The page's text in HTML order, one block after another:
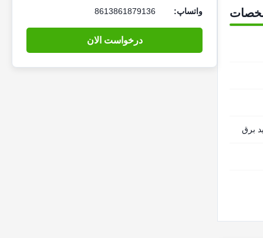
برق
واتساپ:
8613861879136
درخواست الان